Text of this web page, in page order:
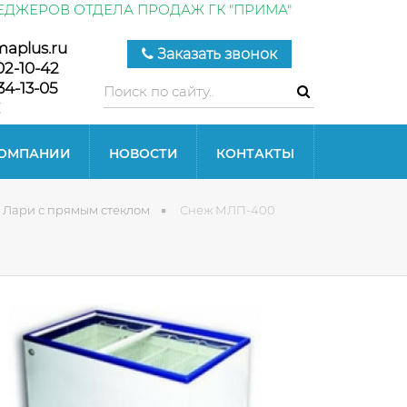
ОТДЕЛА ПРОДАЖ ГК "ПРИМА"
10-42
13-05
Заказать звонок
НОВОСТИ КОНТАКТЫ
Лари с прямым стеклом Снеж МЛП-400